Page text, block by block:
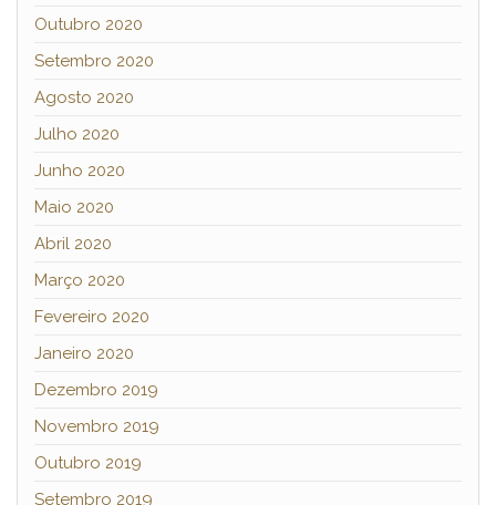
Outubro 2020
Setembro 2020
Agosto 2020
Julho 2020
Junho 2020
Maio 2020
Abril 2020
Março 2020
Fevereiro 2020
Janeiro 2020
Dezembro 2019
Novembro 2019
Outubro 2019
Setembro 2019